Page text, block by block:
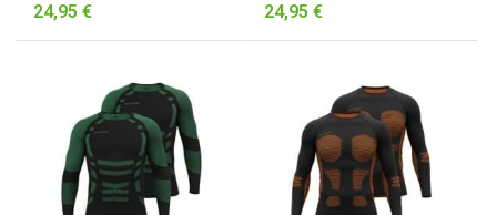
24,95 € 24,95 €